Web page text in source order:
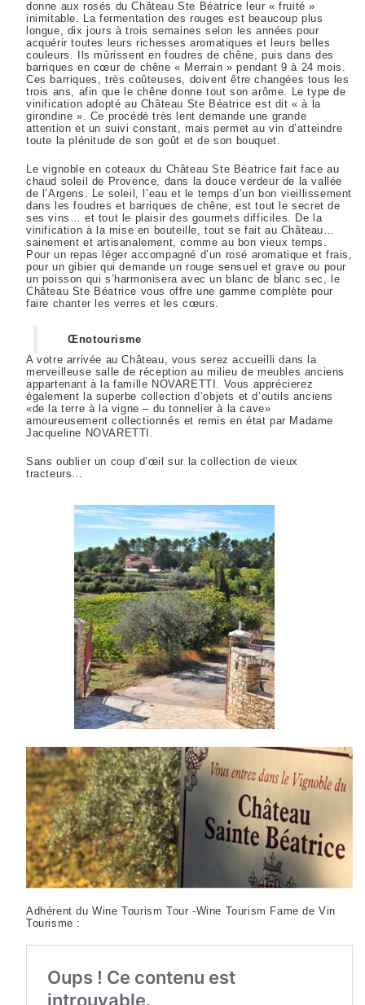
donne aux rosés du Château Ste Béatrice leur « fruité »
inimitable. La fermentation des rouges est beaucoup plus
longue, dix jours à trois semaines selon les années pour
acquérir toutes leurs richesses aromatiques et leurs belles
couleurs. Ils mûrissent en foudres de chêne, puis dans des
barriques en cœur de chêne « Merrain » pendant 9 à 24 mois.
Ces barriques, très coûteuses, doivent être changées tous les
trois ans, afin que le chêne donne tout son arôme. Le type de
vinification adopté au Château Ste Béatrice est dit « à la
girondine ». Ce procédé très lent demande une grande
attention et un suivi constant, mais permet au vin d’atteindre
toute la plénitude de son goût et de son bouquet.
Le vignoble en coteaux du Château Ste Béatrice fait face au
chaud soleil de Provence, dans la douce verdeur de la vallée
de l’Argens. Le soleil, l’eau et le temps d’un bon vieillissement
dans les foudres et barriques de chêne, est tout le secret de
ses vins… et tout le plaisir des gourmets difficiles. De la
vinification à la mise en bouteille, tout se fait au Château…
sainement et artisanalement, comme au bon vieux temps.
Pour un repas léger accompagné d’un rosé aromatique et frais,
pour un gibier qui demande un rouge sensuel et grave ou pour
un poisson qui s’harmonisera avec un blanc de blanc sec, le
Château Ste Béatrice vous offre une gamme complète pour
faire chanter les verres et les cœurs.
Œnotourisme
A votre arrivée au Château, vous serez accueilli dans la
merveilleuse salle de réception au milieu de meubles anciens
appartenant à la famille NOVARETTI. Vous apprécierez
également la superbe collection d’objets et d’outils anciens
«de la terre à la vigne – du tonnelier à la cave»
amoureusement collectionnés et remis en état par Madame
Jacqueline NOVARETTI.
Sans oublier un coup d’œil sur la collection de vieux
tracteurs…
Adhérent du Wine Tourism Tour -Wine Tourism Fame de Vin
Tourisme :